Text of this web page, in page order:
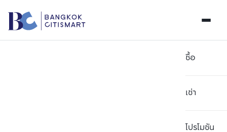
ซื้อ
เช่า
โปรโมชัน